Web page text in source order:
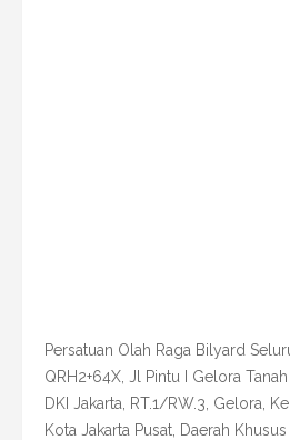
Persatuan Olah Raga Bilyard
QRH2+64X, Jl Pintu I Gelora
DKI Jakarta, RT.1/RW.3, Gelora,
Kota Jakarta Pusat, Daerah